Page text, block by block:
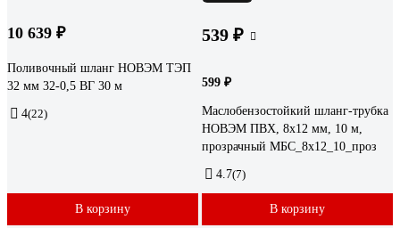
10 639 ₽
Поливочный шланг НОВЭМ ТЭП
32 мм 32-0,5 ВГ 30 м
4(22)
В корзину
539 ₽
599 ₽
Маслобензостойкий шланг-трубка
НОВЭМ ПВХ, 8x12 мм, 10 м,
прозрачный МБС_8x12_10_проз
4.7(7)
В корзину